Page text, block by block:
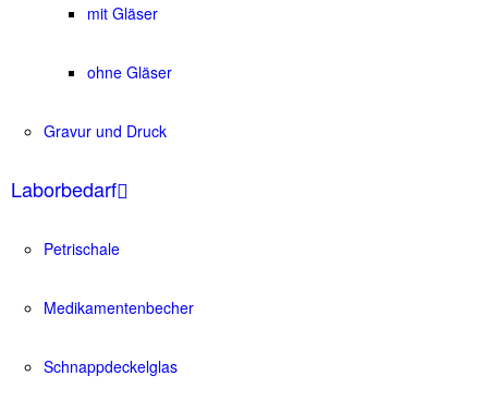
mit Gläser
ohne Gläser
Gravur und Druck
Laborbedarf
Petrischale
Medikamentenbecher
Schnappdeckelglas